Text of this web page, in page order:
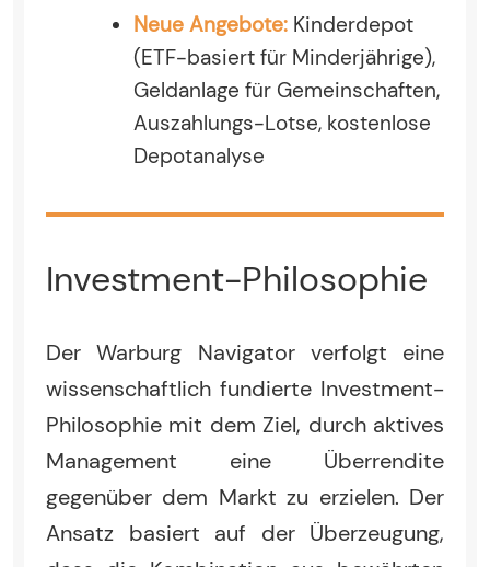
Neue Angebote: Kinderdepot
(ETF-basiert für Minderjährige),
Geldanlage für Gemeinschaften,
Auszahlungs-Lotse, kostenlose
Depotanalyse
Investment-Philosophie
Der Warburg Navigator verfolgt eine
wissenschaftlich fundierte Investment-
Philosophie mit dem Ziel, durch aktives
Management eine Überrendite
gegenüber dem Markt zu erzielen. Der
Ansatz basiert auf der Überzeugung,